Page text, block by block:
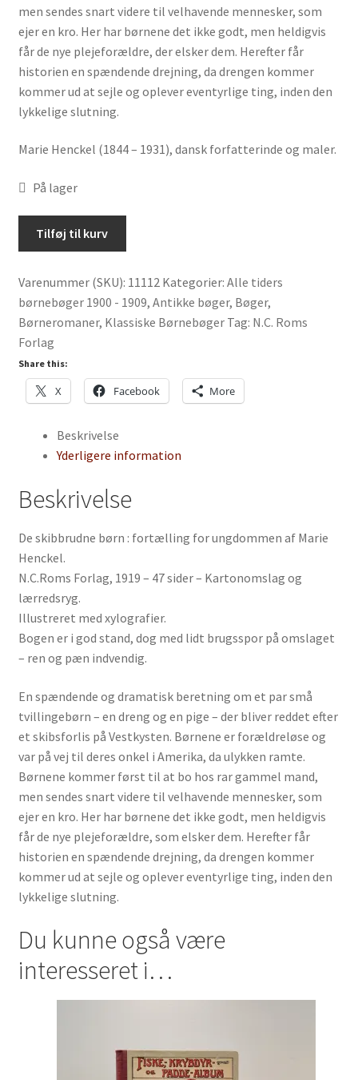
men sendes snart videre til velhavende mennesker, som
ejer en kro. Her har børnene det ikke godt, men heldigvis
får de nye plejeforældre, der elsker dem. Herefter får
historien en spændende drejning, da drengen kommer
kommer ud at sejle og oplever eventyrlige ting, inden den
lykkelige slutning.
Marie Henckel (1844 – 1931), dansk forfatterinde og maler.
På lager
skibbrudne
:
fortælling
for
ungdommen
af
Marie
Henckel
Tilføj til kurv
Varenummer (SKU): 11112 Kategorier: Alle tiders
børnebøger 1900 - 1909, Antikke bøger, Bøger,
Børneromaner, Klassiske Børnebøger Tag: N.C. Roms
Forlag
Share this:
X Facebook More
Beskrivelse
Yderligere information
Beskrivelse
De skibbrudne børn : fortælling for ungdommen af Marie
Henckel.
N.C.Roms Forlag, 1919 – 47 sider – Kartonomslag og
lærredsryg.
Illustreret med xylografier.
Bogen er i god stand, dog med lidt brugsspor på omslaget
– ren og pæn indvendig.
En spændende og dramatisk beretning om et par små
tvillingebørn – en dreng og en pige – der bliver reddet efter
et skibsforlis på Vestkysten. Børnene er forældreløse og
var på vej til deres onkel i Amerika, da ulykken ramte.
Børnene kommer først til at bo hos rar gammel mand,
men sendes snart videre til velhavende mennesker, som
ejer en kro. Her har børnene det ikke godt, men heldigvis
får de nye plejeforældre, som elsker dem. Herefter får
historien en spændende drejning, da drengen kommer
kommer ud at sejle og oplever eventyrlige ting, inden den
lykkelige slutning.
Du kunne også være
interesseret i…